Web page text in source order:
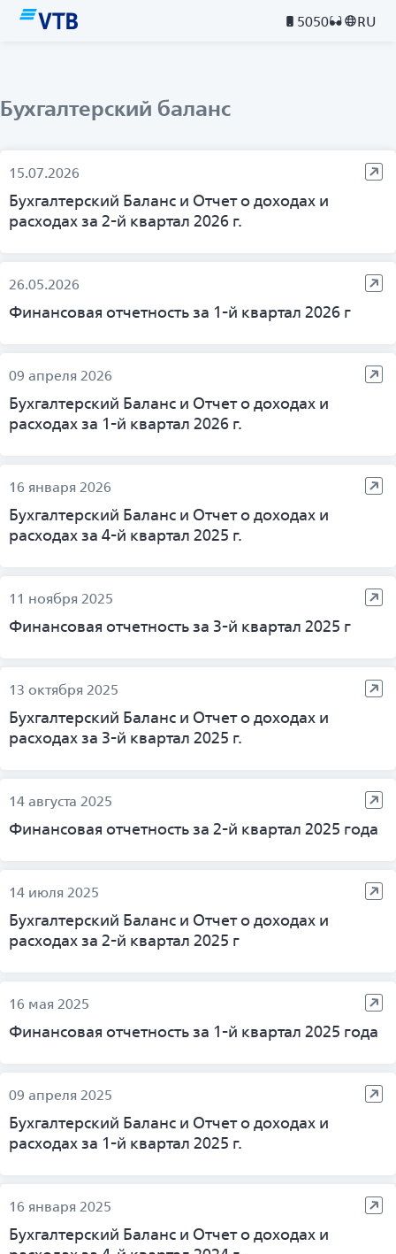
5050 RU
Бухгалтерский баланс
15.07.2026
Бухгалтерский Баланс и Отчет о доходах и
расходах за 2-й квартал 2026 г.
26.05.2026
Финансовая отчетность за 1-й квартал 2026 г
09 апреля 2026
Бухгалтерский Баланс и Отчет о доходах и
расходах за 1-й квартал 2026 г.
16 января 2026
Бухгалтерский Баланс и Отчет о доходах и
расходах за 4-й квартал 2025 г.
11 ноября 2025
Финансовая отчетность за 3-й квартал 2025 г
13 октября 2025
Бухгалтерский Баланс и Отчет о доходах и
расходах за 3-й квартал 2025 г.
14 августа 2025
Финансовая отчетность за 2-й квартал 2025 года
14 июля 2025
Бухгалтерский Баланс и Отчет о доходах и
расходах за 2-й квартал 2025 г
16 мая 2025
Финансовая отчетность за 1-й квартал 2025 года
09 апреля 2025
Бухгалтерский Баланс и Отчет о доходах и
расходах за 1-й квартал 2025 г.
16 января 2025
Бухгалтерский Баланс и Отчет о доходах и